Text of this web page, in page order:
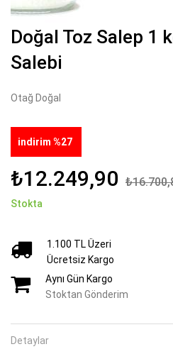
Doğal Toz Salep 1
Salebi
Otağ Doğal
indirim %27
₺12.249,90
Stokta
1.100 TL Üzeri
Ücretsiz Kargo
Aynı Gün Kargo
Stoktan Gönderim
Detaylar